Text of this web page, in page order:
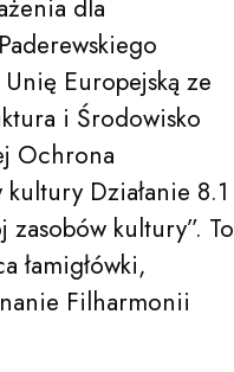
dla
Europejską ze
i Środowisko
Ochrona
Działanie 8.1
kultury”. To
łamigłówki,
Filharmonii